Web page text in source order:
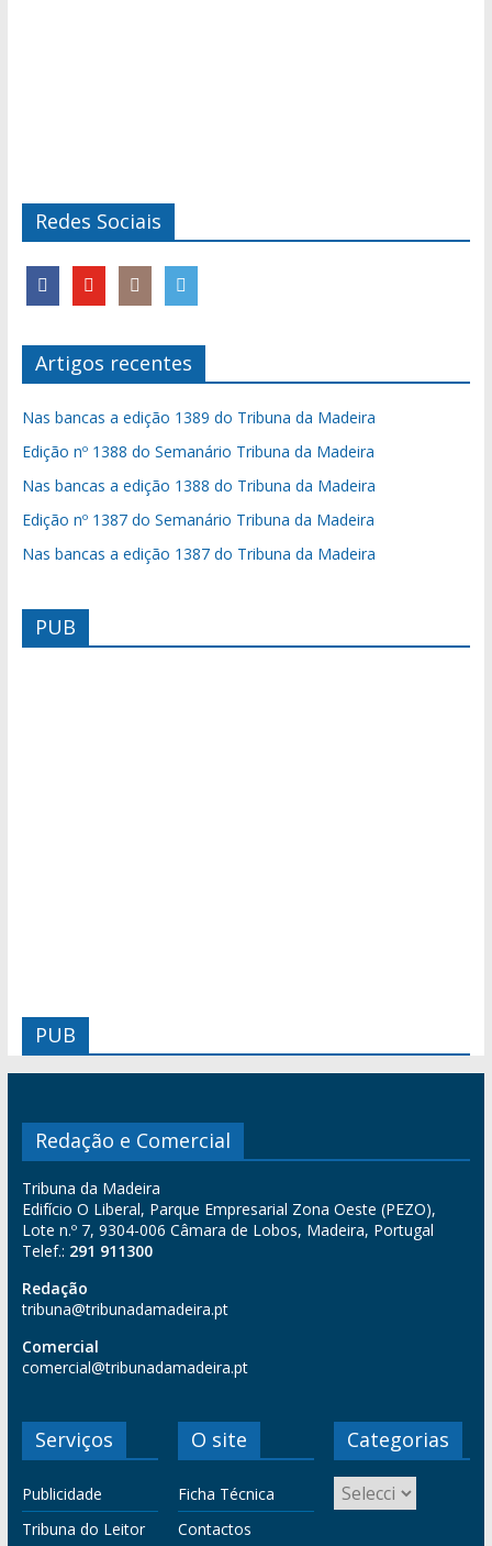
Redes Sociais
Artigos recentes
Nas bancas a edição 1389 do Tribuna da Madeira
Edição nº 1388 do Semanário Tribuna da Madeira
Nas bancas a edição 1388 do Tribuna da Madeira
Edição nº 1387 do Semanário Tribuna da Madeira
Nas bancas a edição 1387 do Tribuna da Madeira
PUB
PUB
Redação e Comercial
Tribuna da Madeira
Edifício O Liberal, Parque Empresarial Zona Oeste (PEZO),
Lote n.º 7, 9304-006 Câmara de Lobos, Madeira, Portugal
Telef.: 291 911300
Redação
tribuna@tribunadamadeira.pt
Comercial
comercial@tribunadamadeira.pt
Serviços
Publicidade
Tribuna do Leitor
O site
Ficha Técnica
Contactos
Categorias